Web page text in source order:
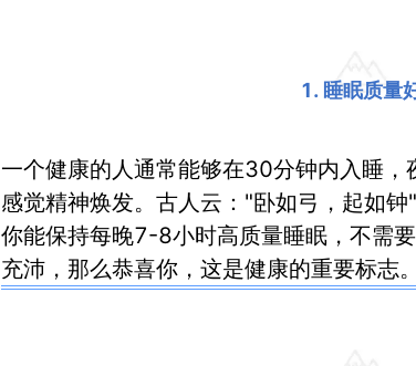
1. 睡眠质量
一个健康的人通常能够在30分钟内入睡
感觉精神焕发。古人云："卧如弓，起如
你能保持每晚7-8小时高质量睡眠，不需
充沛，那么恭喜你，这是健康的重要标志。